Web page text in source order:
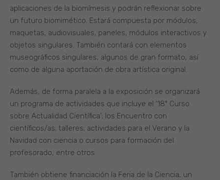
aplicaciones de la biomímesis y podrán reflexionar sobre
un futuro biomimético. Estará compuesta por módulos,
maquetas, audiovisuales, paneles, módulos interactivos y
objetos singulares. También contará con elementos
museográficos singulares, algunos de gran formato, así
como de alguna aportación de obra artística original.
Además, de forma paralela a la exposición se organizará
un programa de actividades que incluye el ‘18º Curso
sobre Actualidad Científica’; los Encuentro con
científicos/as; talleres; actividades para el Verano y la
Navidad con ciencia o cursos para formación del
profesorado, entre otros.
También obtiene financiación la Feria de la Ciencia, un